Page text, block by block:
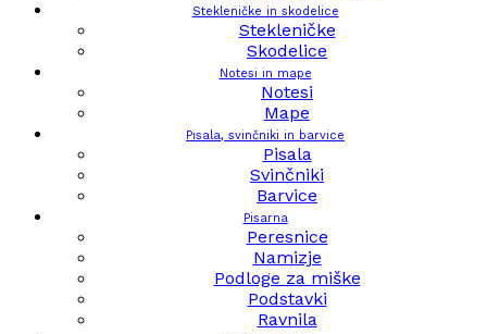
Stekleničke in skodelice
Stekleničke
Skodelice
Notesi in mape
Notesi
Mape
Pisala, svinčniki in barvice
Pisala
Svinčniki
Barvice
Pisarna
Peresnice
Namizje
Podloge za miške
Podstavki
Ravnila